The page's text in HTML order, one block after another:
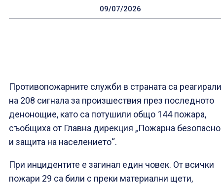
09/07/2026
Противопожарните служби в страната са реагирали
на 208 сигнала за произшествия през последното
денонощие, като са потушили общо 144 пожара,
съобщиха от Главна дирекция „Пожарна
и защита на населението“.
При инцидентите е загинал един човек. От всички
пожари 29 са били с преки материални щети,